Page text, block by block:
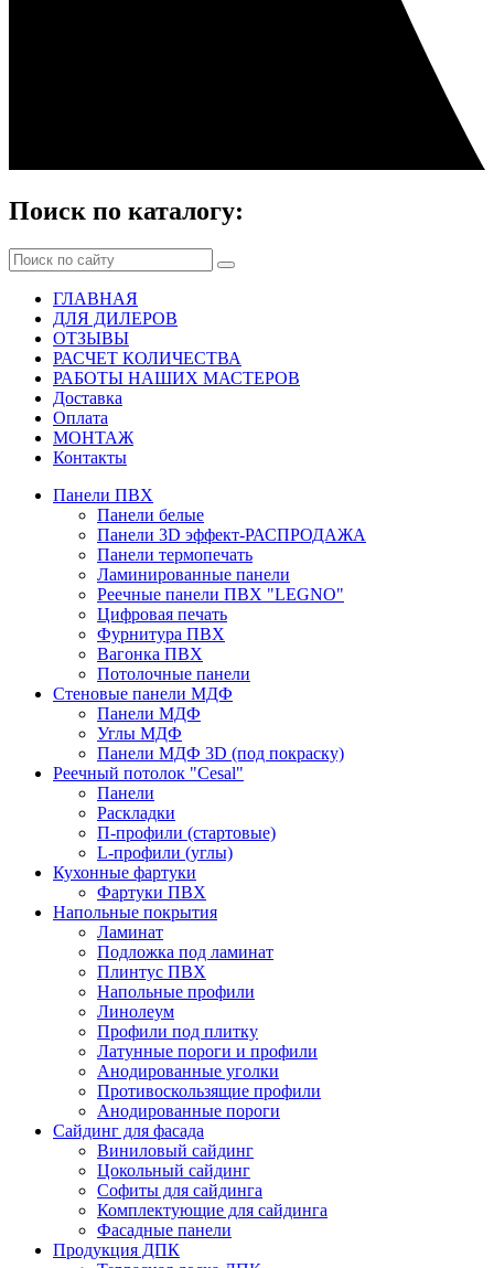
Поиск по каталогу:
ГЛАВНАЯ
ДЛЯ ДИЛЕРОВ
ОТЗЫВЫ
РАСЧЕТ КОЛИЧЕСТВА
РАБОТЫ НАШИХ МАСТЕРОВ
Доставка
Оплата
МОНТАЖ
Контакты
Панели ПВХ
Панели белые
Панели 3D эффект-РАСПРОДАЖА
Панели термопечать
Ламинированные панели
Реечные панели ПВХ "LEGNO"
Цифровая печать
Фурнитура ПВХ
Вагонка ПВХ
Потолочные панели
Стеновые панели МДФ
Панели МДФ
Углы МДФ
Панели МДФ 3D (под покраску)
Реечный потолок "Cesal"
Панели
Раскладки
П-профили (стартовые)
L-профили (углы)
Кухонные фартуки
Фартуки ПВХ
Напольные покрытия
Ламинат
Подложка под ламинат
Плинтус ПВХ
Напольные профили
Линолеум
Профили под плитку
Латунные пороги и профили
Анодированные уголки
Противоскользящие профили
Анодированные пороги
Сайдинг для фасада
Виниловый сайдинг
Цокольный сайдинг
Софиты для сайдинга
Комплектующие для сайдинга
Фасадные панели
Продукция ДПК